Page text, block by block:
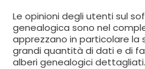
Le opinioni degli utenti sul
genealogica sono nel
apprezzano in particolare la
grandi quantità di dati e di
alberi genealogici dettagliati.